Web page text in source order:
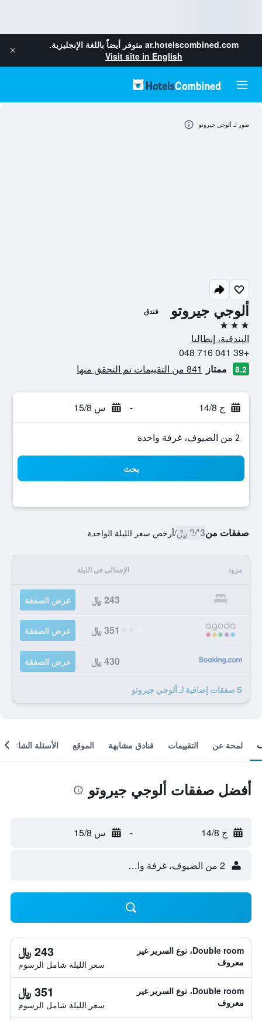
ar.hotelscombined.com متوفر أيضاً باللغة الإنجليزية.
Visit site in English
ألوجي جيروتو فندق
3 نجوم
البندقية، إيطاليا
+39 041 716 048
8.2 ممتاز 841 من التقييمات تم التحقق منها
ج 14/8 - س 15/8
2 من الضيوف، غرفة واحدة
بحث
صفقات من243 ﷼ /أرخص سعر الليلة الواحدة
مزود الإجمالي في الليلة
243 ﷼ عرض الصفقة
351 ﷼ عرض الصفقة
430 ﷼ عرض الصفقة
5 صفقات إضافية لـ ألوجي جيروتو
صور لـ ألوجي جيروتو
لمحة عن التقييمات فنادق مشابهة الموقع الأسئلة الشائعة
أفضل صفقات ألوجي جيروتو
ج 14/8 - س 15/8
2 من الضيوف، غرفة واحدة
Double room، نوع السرير غير
معروف
243 ﷼
سعر الليلة شامل الرسوم
Double room، نوع السرير غير
معروف
351 ﷼
سعر الليلة شامل الرسوم